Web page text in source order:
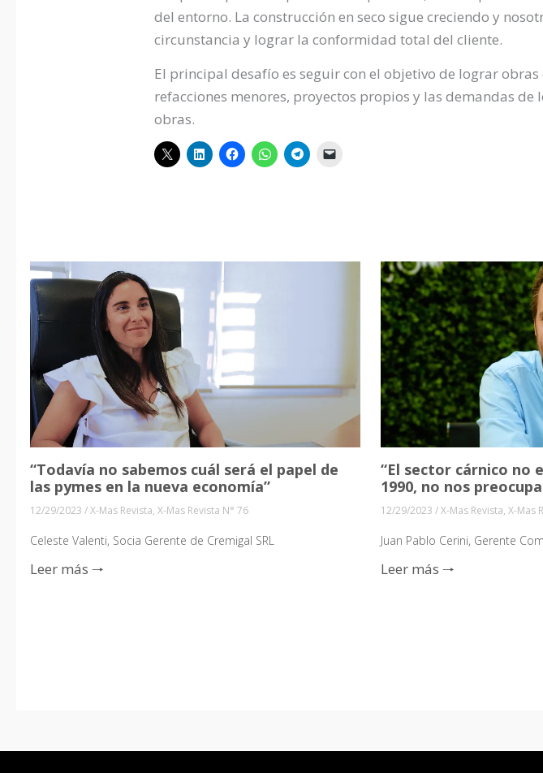
del entorno. La construcción en seco sigue creciendo y
circunstancia y lograr la conformidad total del cliente.
El principal desafío es seguir con el objetivo de lograr
refacciones menores, proyectos propios y las demandas
obras.
“Todavía no sabemos cuál será el papel de
las pymes en la nueva economía”
12/29/2023 /X-Mas Revista, X-Mas Revista N° 76
Celeste Valenti, Socia Gerente de Cremigal SRL
Leer más 🠒
“El sector cárnico no
1990, no nos
12/29/2023 /X-Mas Revista, X-Mas
Juan Pablo Cerini, Gerente
Leer más 🠒